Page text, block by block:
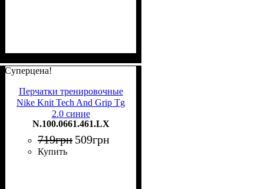
Суперцена!
Перчатки тренировочные
Nike Knit Tech And Grip Tg
2.0 синие
N.100.0661.461.LX
N.100.0661.461.LX
719грн 509грн
Купить